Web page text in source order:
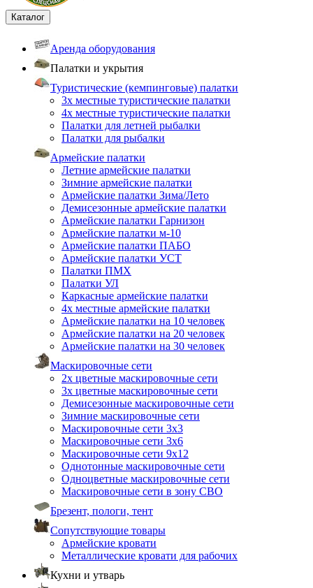
Каталог
Аренда оборудования
Палатки и укрытия
Туристические (кемпинговые) палатки
3х местные туристические палатки
4х местные туристические палатки
Палатки для летней рыбалки
Палатки для рыбалки
Армейские палатки
Летние армейские палатки
Зимние армейские палатки
Армейские палатки Зима/Лето
Демисезонные армейские палатки
Армейские палатки Гарнизон
Армейские палатки м-10
Армейские палатки ПАБО
Армейские палатки УСТ
Палатки ПМХ
Палатки УЛ
Каркасные армейские палатки
4х местные армейские палатки
Армейские палатки на 10 человек
Армейские палатки на 20 человек
Армейские палатки на 30 человек
Маскировочные сети
2х цветные маскировочные сети
3х цветные маскировочные сети
Демисезонные маскировочные сети
Зимние маскировочные сети
Маскировочные сети 3х3
Маскировочные сети 3х6
Маскировочные сети 9х12
Однотонные маскировочные сети
Одноцветные маскировочные сети
Маскировочные сети в зону СВО
Брезент, пологи, тент
Сопутствующие товары
Армейские кровати
Металлические кровати для рабочих
Кухни и утварь